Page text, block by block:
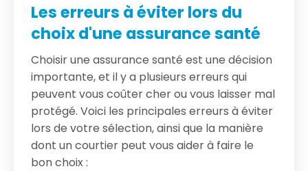
Les erreurs à éviter lors du
choix d'une assurance santé
Choisir une assurance santé est une décision
importante, et il y a plusieurs erreurs qui
peuvent vous coûter cher ou vous laisser mal
protégé. Voici les principales erreurs à éviter
lors de votre sélection, ainsi que la manière
dont un courtier peut vous aider à faire le
bon choix :